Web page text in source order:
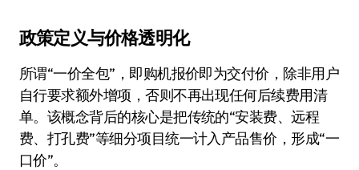
政策定义与价格透明化
所谓“一价全包”，即购机报价即为交付价，除非用户
自行要求额外增项，否则不再出现任何后续费用清
单。该概念背后的核心是把传统的“安装费、远程
费、打孔费”等细分项目统一计入产品售价，形成“一
口价”。